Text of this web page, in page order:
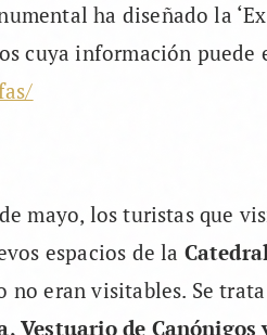
ha diseñado la
cuya información puede
mayo, los turistas que
espacios de la
no eran visitables. Se
Vestuario de Canónigos